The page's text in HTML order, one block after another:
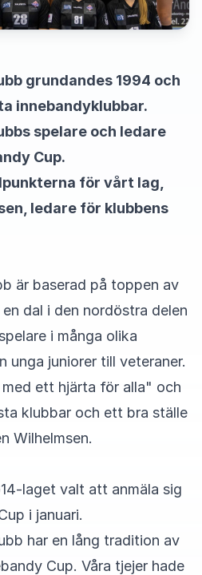
grundandes 1994 och
innebandyklubbar.
spelare och ledare
Cup.
för vårt lag,
ledare för klubbens
är baserad på toppen av
dal i den nordöstra delen
i många olika
unga juniorer till veteraner.
ett hjärta för alla" och
klubbar och ett bra ställe
Wilhelmsen.
laget valt att anmäla sig
i januari.
har en lång tradition av
Cup. Våra tjejer hade